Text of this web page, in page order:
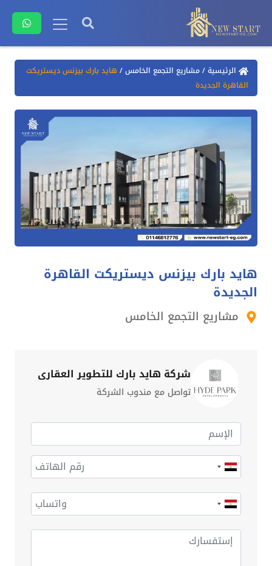
الرئيسية/مشاريع التجمع الخامس/ هايد بارك بيزنس ديستريكت
القاهرة الجديدة
هايد بارك بيزنس ديستريكت القاهرة
الجديدة
مشاريع التجمع الخامس
شركة هايد بارك للتطوير العقاري
تواصل مع مندوب الشركة